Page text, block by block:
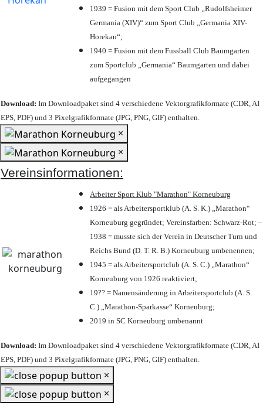
1939 = Fusion mit dem Sport Club „Rudolfsheimer
Germania (XIV)“ zum Sport Club „Germania XIV-
Horekan“;
1940 = Fusion mit dem Fussball Club Baumgarten
zum Sportclub „Germania“ Baumgarten und dabei
aufgegangen
Download: Im Downloadpaket sind 4 verschiedene Vektorgrafikformate (CDR, AI
EPS, PDF) und 3 Pixelgrafikformate (JPG, PNG, GIF) enthalten.
×
×
Vereinsinformationen:
Arbeiter Sport Klub "Marathon" Korneuburg
1926 = als Arbeitersportklub (A. S. K.) „Marathon“
Korneuburg gegründet; Vereinsfarben: Schwarz-Rot; –
1938 = musste sich der Verein in Deutscher Turn und
Reichs Bund (D. T. R. B.) Korneuburg umbenennen;
1945 = als Arbeitersportclub (A. S. C.) „Marathon“
Korneuburg von 1926 reaktiviert;
19?? = Namensänderung in Arbeitersportclub (A. S.
C.) „Marathon-Sparkasse“ Korneuburg;
2019 in SC Korneuburg umbenannt
Download: Im Downloadpaket sind 4 verschiedene Vektorgrafikformate (CDR, AI
EPS, PDF) und 3 Pixelgrafikformate (JPG, PNG, GIF) enthalten.
×
×